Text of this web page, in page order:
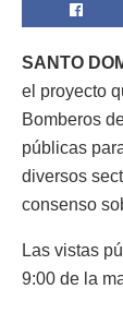
SANTO
el proyecto
Bomberos
públicas
diversos
consenso
Las vistas
9:00 de la